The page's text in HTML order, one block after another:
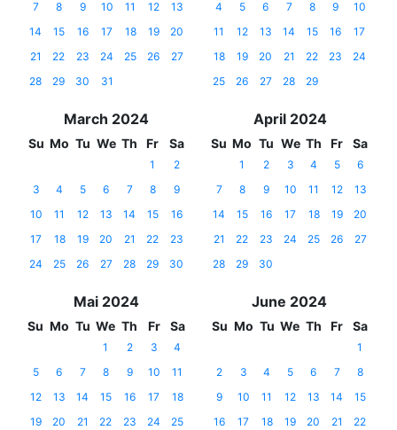
7
8 9 10 11 12
13
14
15 16 17 18 19
20
21
22 23 24 25 26
27
28
29 30 31
4
5 6 7 8 9
10
11
12 13 14 15 16
17
18
19 20 21 22 23
24
25
26 27 28 29
March 2024
Su Mo Tu We Th Fr Sa
1
2
3
4 5 6 7 8
9
10
11 12 13 14 15
16
17
18 19 20 21 22
23
24
25 26 27 28 29 30
April 2024
Su Mo Tu We Th Fr Sa
1 2 3 4 5
6
7
8 9 10 11 12
13
14
15 16 17 18 19
20
21
22 23 24 25 26
27
28
29 30
Mai 2024
Su Mo Tu We Th Fr Sa
1 2 3
4
5
6 7 8 9 10
11
12
13 14 15 16 17
18
19
20 21 22 23 24
25
June 2024
Su Mo Tu We Th Fr Sa
1
2
3 4 5 6 7
8
9
10 11 12 13 14
15
16
17 18 19 20 21
22